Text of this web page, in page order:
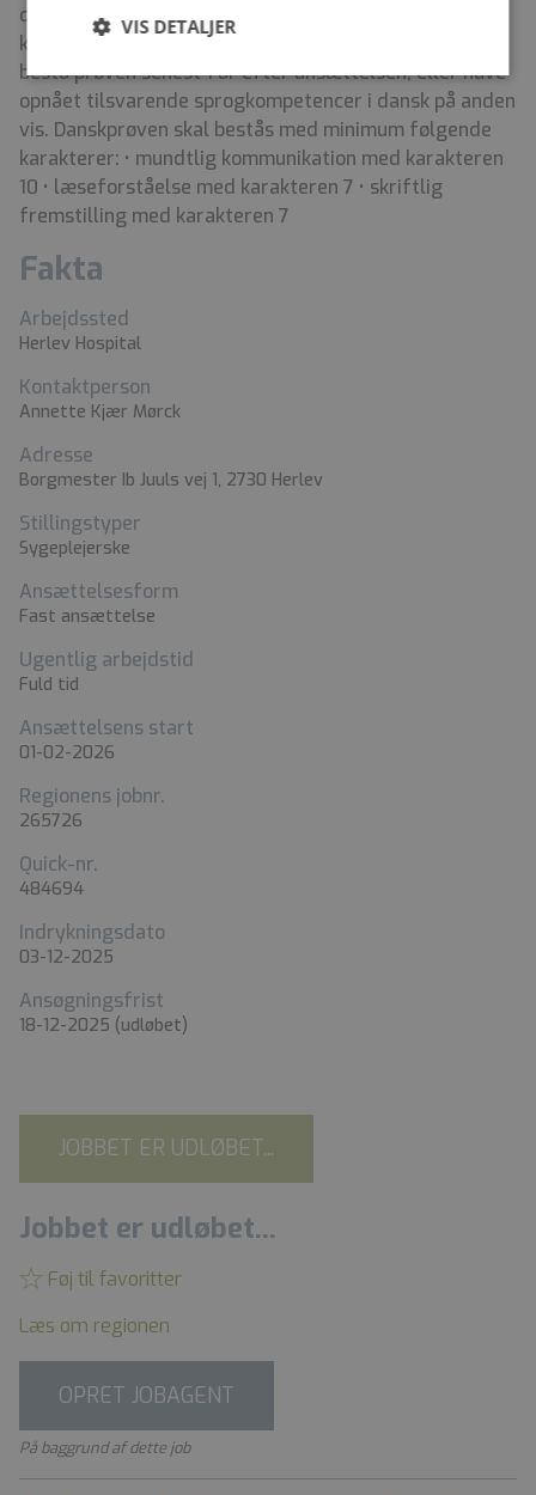
danskprøve (Danskuddannelse 3, som svarer til 9.
klasses afgangseksamen) eller som minimum kunne
bestå prøven senest 1 år efter ansættelsen, eller have
opnået tilsvarende sprogkompetencer i dansk på anden
vis. Danskprøven skal bestås med minimum følgende
karakterer: • mundtlig kommunikation med karakteren
10 • læseforståelse med karakteren 7 • skriftlig
fremstilling med karakteren 7
Fakta
Arbejdssted
Herlev Hospital
Kontaktperson
Annette Kjær Mørck
Adresse
Borgmester Ib Juuls vej 1, 2730 Herlev
Stillingstyper
Sygeplejerske
Ansættelsesform
Fast ansættelse
Ugentlig arbejdstid
Fuld tid
Ansættelsens start
01-02-2026
Regionens jobnr.
265726
Quick-nr.
484694
Indrykningsdato
03-12-2025
Ansøgningsfrist
18-12-2025 (udløbet)
JOBBET ER UDLØBET...
Jobbet er udløbet...
Føj til favoritter
Læs om regionen
OPRET JOBAGENT
På baggrund af dette job
VIS DETALJER